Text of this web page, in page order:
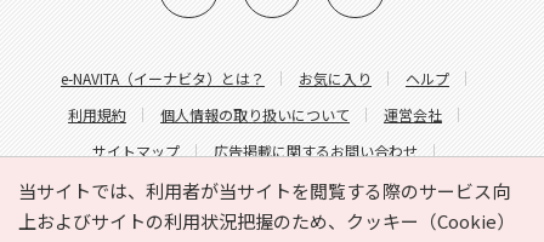
当サイトでは、利用者が当サイトを閲覧する際のサービス向
上およびサイトの利用状況把握のため、クッキー（Cookie）
e-NAVITA（イーナビタ）とは？ お気に入り
ヘルプ
利用規約
個人情報の取り扱いについて
運営会社
サイトマップ
広告掲載に関するお問い合わせ
サイトの内容に関するお問い合わせ